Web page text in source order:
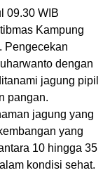
09.30 WIB
Kampung
Pengecekan
dengan
jagung pipil
pangan.
jagung yang
yang
10 hingga 35
kondisi sehat.